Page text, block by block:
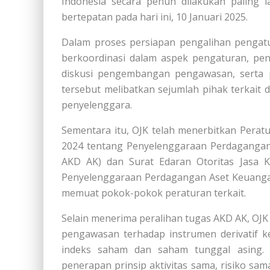
bertepatan pada hari ini, 10 Januari 2025.
Dalam proses persiapan pengalihan
berkoordinasi dalam aspek pengaturan,
diskusi pengembangan pengawasan,
tersebut melibatkan sejumlah pihak terkait
penyelenggara.
Sementara itu, OJK telah menerbitkan
2024 tentang Penyelenggaraan
AKD AK) dan Surat Edaran Otoritas Jasa
Penyelenggaraan Perdagangan Aset
memuat pokok-pokok peraturan terkait.
Selain menerima peralihan tugas AKD AK,
pengawasan terhadap instrumen derivatif
indeks saham dan saham tunggal
penerapan prinsip aktivitas sama, risiko